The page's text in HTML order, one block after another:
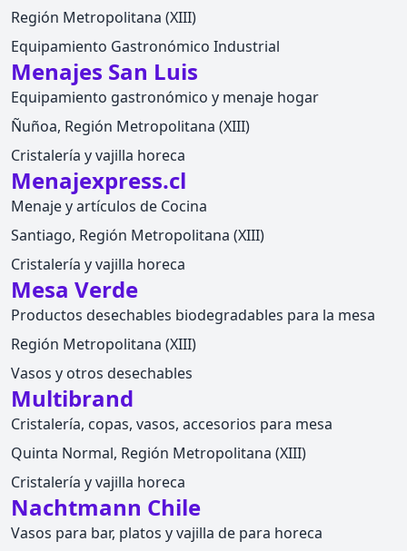
Región Metropolitana (XIII)
Equipamiento Gastronómico Industrial
Menajes San Luis
Equipamiento gastronómico y menaje hogar
Ñuñoa, Región Metropolitana (XIII)
Cristalería y vajilla horeca
Menajexpress.cl
Menaje y artículos de Cocina
Santiago, Región Metropolitana (XIII)
Cristalería y vajilla horeca
Mesa Verde
Productos desechables biodegradables para la mesa
Región Metropolitana (XIII)
Vasos y otros desechables
Multibrand
Cristalería, copas, vasos, accesorios para mesa
Quinta Normal, Región Metropolitana (XIII)
Cristalería y vajilla horeca
Nachtmann Chile
Vasos para bar, platos y vajilla de para horeca